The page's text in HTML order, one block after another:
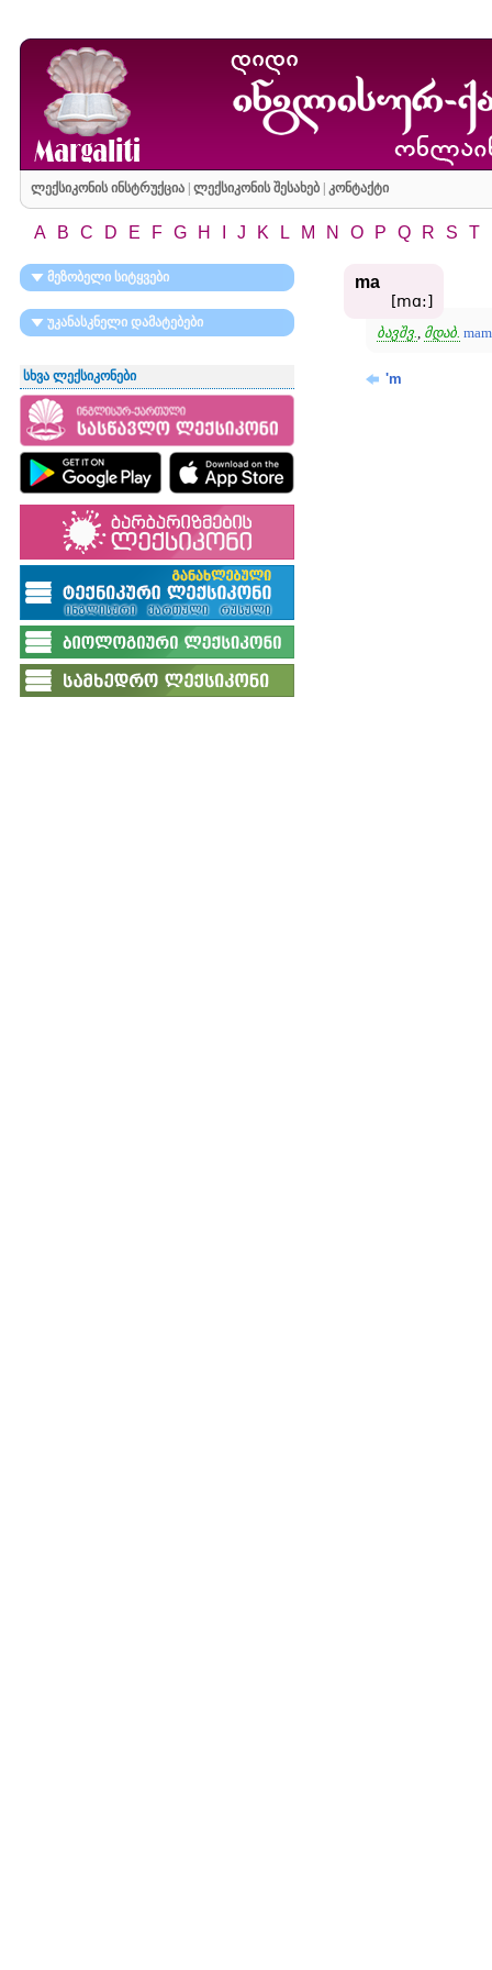
ლექსიკონის ინსტრუქცია| ლექსიკონის შესახებ| კონტაქტი
A B C D E F G H J K L M N O P Q R S T
მეზობელი სიტყვები
უკანასკნელი დამატებები
სხვა ლექსიკონები
ma
[mɑ:]
ბავშვ., მდაბ.
'm